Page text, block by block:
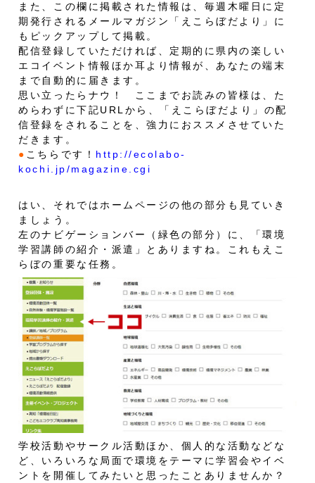
また、この欄に掲載された情報は、毎週木曜日に定
期発行されるメールマガジン「えこらぼだより」に
もピックアップして掲載。
配信登録していただければ、定期的に県内の楽しい
エコイベント情報ほか耳より情報が、あなたの端末
まで自動的に届きます。
思い立ったらナウ！ ここまでお読みの皆様は、た
めらわずに下記URLから、「えこらぼだより」の配
信登録をされることを、強力におススメさせていた
だきます。
● こちらです！ http://ecolabo-
kochi.jp/magazine.cgi
はい、それではホームページの他の部分も見ていき
ましょう。
左のナビゲーションバー（緑色の部分）に、「環境
学習講師の紹介・派遣」とありますね。これもえこ
らぼの重要な任務。
学校活動やサークル活動ほか、個人的な活動などな
ど、いろいろな局面で環境をテーマに学習会やイベ
ントを開催してみたいと思ったことありませんか？